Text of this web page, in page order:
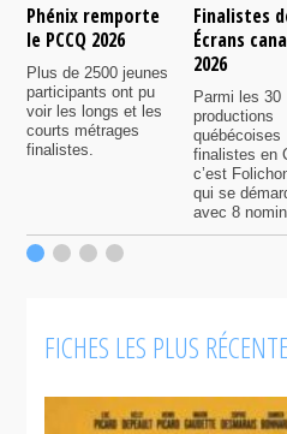
Phénix remporte
le PCCQ 2026
Plus de 2500 jeunes
participants ont pu
voir les longs et les
courts métrages
finalistes.
Finalistes
Écrans
2026
Parmi les 30
productions
québécoises
finalistes en
c’est
qui se
avec 8
FICHES LES PLUS